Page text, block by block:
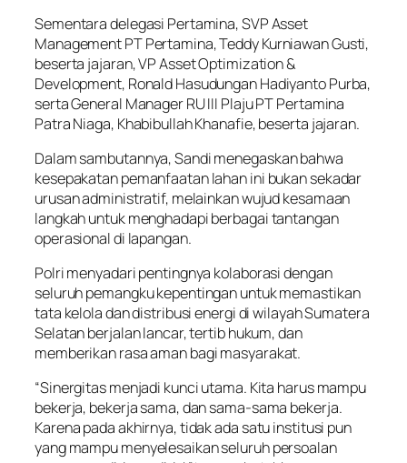
Sementara delegasi Pertamina, SVP Asset
Management PT Pertamina, Teddy Kurniawan Gusti,
beserta jajaran, VP Asset Optimization &
Development, Ronald Hasudungan Hadiyanto Purba,
serta General Manager RU III Plaju PT Pertamina
Patra Niaga, Khabibullah Khanafie, beserta jajaran.
Dalam sambutannya, Sandi menegaskan bahwa
kesepakatan pemanfaatan lahan ini bukan sekadar
urusan administratif, melainkan wujud kesamaan
langkah untuk menghadapi berbagai tantangan
operasional di lapangan.
Polri menyadari pentingnya kolaborasi dengan
seluruh pemangku kepentingan untuk memastikan
tata kelola dan distribusi energi di wilayah Sumatera
Selatan berjalan lancar, tertib hukum, dan
memberikan rasa aman bagi masyarakat.
“Sinergitas menjadi kunci utama. Kita harus mampu
bekerja, bekerja sama, dan sama-sama bekerja.
Karena pada akhirnya, tidak ada satu institusi pun
yang mampu menyelesaikan seluruh persoalan